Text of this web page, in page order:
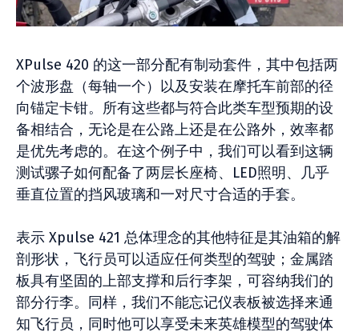
XPulse 420 的这一部分配有制动套件，其中包括两
个波形盘（每轴一个）以及安装在摩托车前部的径
向锚定卡钳。所有这些都与符合此类车型预期的设
备相结合，无论是在公路上还是在公路外，效率都
是优先考虑的。在这个例子中，我们可以看到这辆
测试骡子如何配备了两层长座椅、LED照明、几乎
垂直位置的挡风玻璃和一对尺寸合适的手套。
表示 Xpulse 421 总体理念的其他特征是其油箱的解
剖形状，飞行员可以适应任何类型的驾驶；金属踏
板具有坚固的上部支撑和后行李架，可容纳我们的
部分行李。同样，我们不能忘记仪表板被选择来通
知飞行员，同时他可以享受未来英雄模型的驾驶体